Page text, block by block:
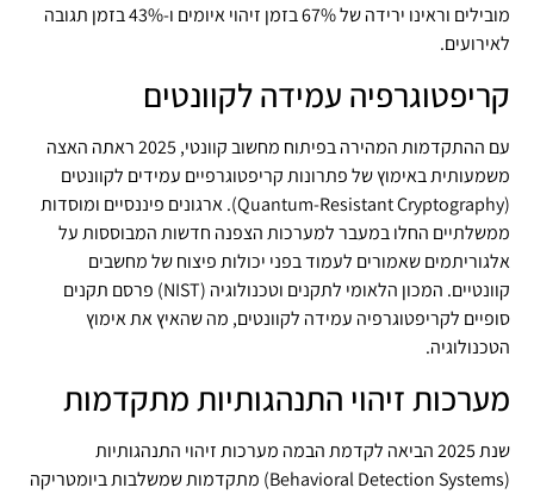
מובילים וראינו ירידה של 67% בזמן זיהוי איומים ו-43% בזמן תגובה
לאירועים.
קריפטוגרפיה עמידה לקוונטים
עם ההתקדמות המהירה בפיתוח מחשוב קוונטי, 2025 ראתה האצה
משמעותית באימוץ של פתרונות קריפטוגרפיים עמידים לקוונטים
(Quantum-Resistant Cryptography). ארגונים פיננסיים ומוסדות
ממשלתיים החלו במעבר למערכות הצפנה חדשות המבוססות על
אלגוריתמים שאמורים לעמוד בפני יכולות פיצוח של מחשבים
קוונטיים. המכון הלאומי לתקנים וטכנולוגיה (NIST) פרסם תקנים
סופיים לקריפטוגרפיה עמידה לקוונטים, מה שהאיץ את אימוץ
הטכנולוגיה.
מערכות זיהוי התנהגותיות מתקדמות
שנת 2025 הביאה לקדמת הבמה מערכות זיהוי התנהגותיות
(Behavioral Detection Systems) מתקדמות שמשלבות ביומטריקה